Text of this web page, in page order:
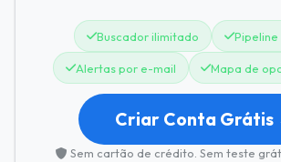
Buscador ilimitado Pipeline
Alertas por e-mail Mapa de
Criar Conta Grátis
Sem cartão de crédito. Sem teste